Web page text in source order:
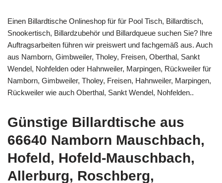
Einen Billardtische Onlineshop für für Pool Tisch, Billardtisch,
Snookertisch, Billardzubehör und Billardqueue suchen Sie? Ihre
Auftragsarbeiten führen wir preiswert und fachgemäß aus. Auch
aus Namborn, Gimbweiler, Tholey, Freisen, Oberthal, Sankt
Wendel, Nohfelden oder Hahnweiler, Marpingen, Rückweiler für
Namborn, Gimbweiler, Tholey, Freisen, Hahnweiler, Marpingen,
Rückweiler wie auch Oberthal, Sankt Wendel, Nohfelden..
Günstige Billardtische aus
66640 Namborn Mauschbach,
Hofeld, Hofeld-Mauschbach,
Allerburg, Roschberg,